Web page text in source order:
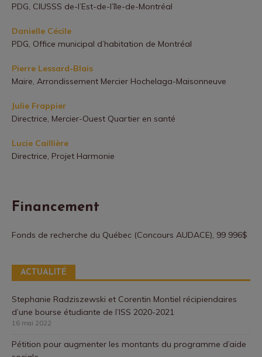
PDG, CIUSSS de-l’Est-de-l’île-de-Montréal
Danielle Cécile
PDG, Office municipal d’habitation de Montréal
Pierre Lessard-Blais
Maire, Arrondissement Mercier Hochelaga-Maisonneuve
Julie Frappier
Directrice, Mercier-Ouest Quartier en santé
Lucie Caillière
Directrice, Projet Harmonie
Financement
Fonds de recherche du Québec (Concours AUDACE), 99 996$
ACTUALITÉ
Stephanie Radziszewski et Corentin Montiel récipiendaires
d’une bourse étudiante de l’ISS 2020-2021
16 mai 2022
Pétition pour augmenter les montants du programme d’aide